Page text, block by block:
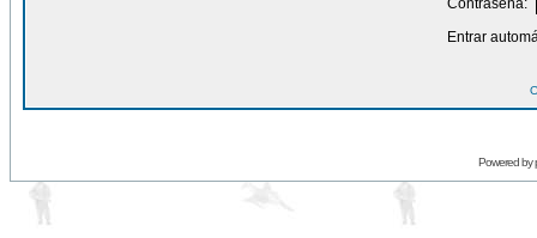
Contraseña:
Entrar
Powered by